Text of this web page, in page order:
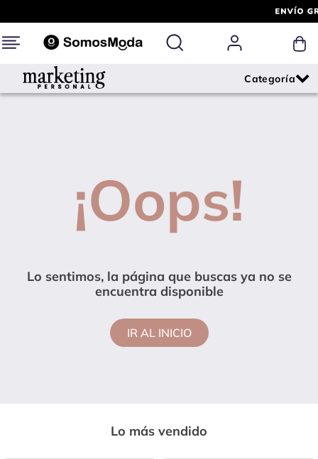
¡Oops!
Lo sentimos, la página que buscas ya no se
encuentra disponible
IR AL INICIO
Lo más vendido